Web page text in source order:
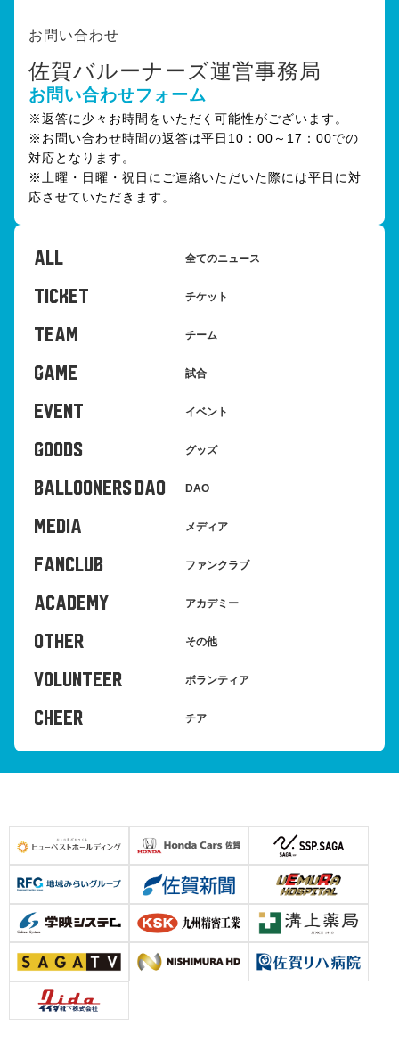
お問い合わせ
佐賀バルーナーズ運営事務局
お問い合わせフォーム
※返答に少々お時間をいただく可能性がございます。
※お問い合わせ時間の返答は平日10：00～17：00での
対応となります。
※土曜・日曜・祝日にご連絡いただいた際には平日に対
応させていただきます。
ALL 全てのニュース
TICKET チケット
TEAM チーム
GAME 試合
EVENT イベント
GOODS グッズ
BALLOONERS DAO DAO
MEDIA メディア
FANCLUB ファンクラブ
ACADEMY アカデミー
OTHER その他
VOLUNTEER ボランティア
CHEER チア